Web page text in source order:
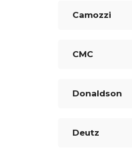
Camozzi
CMC
Donaldson
Deutz